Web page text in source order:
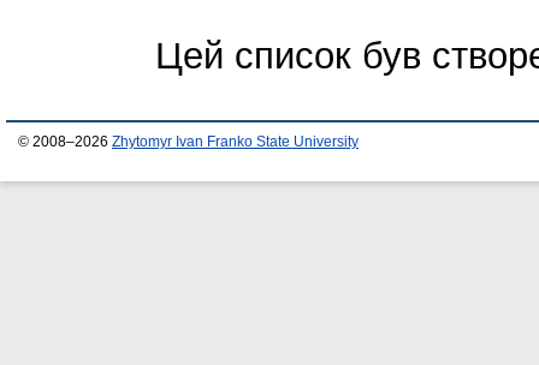
Цей список був
© 2008–2026 Zhytomyr Ivan Franko State University